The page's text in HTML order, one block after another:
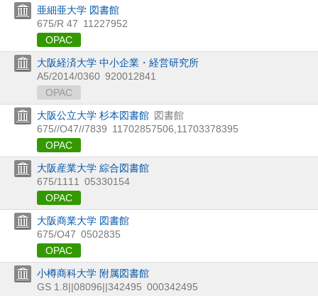
亜細亜大学 図書館
675/R 47 11227952
OPAC
大阪経済大学 中小企業・経営研究所
A5/2014/0360 920012841
OPAC
大阪公立大学 杉本図書館 図書館
675//O47//7839 11702857506,11703378395
OPAC
大阪産業大学 綜合図書館
675/1111
05330154
OPAC
大阪商業大学 図書館
675/O47 0502835
OPAC
小樽商科大学 附属図書館
GS 1.8||08096||342495 000342495